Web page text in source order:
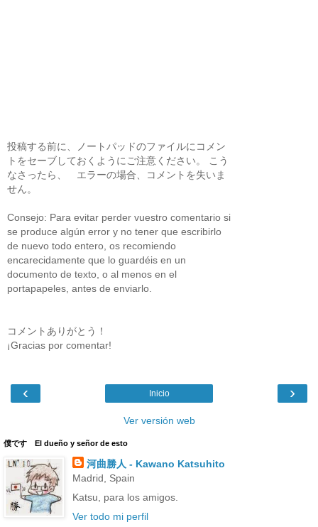
投稿する前に、ノートパッドのファイルにコメン
トをセーブしておくようにご注意ください。 こう
なさったら、 エラーの場合、コメントを失いま
せん。
Consejo: Para evitar perder vuestro comentario si
se produce algún error y no tener que escribirlo
de nuevo todo entero, os recomiendo
encarecidamente que lo guardéis en un
documento de texto, o al menos en el
portapapeles, antes de enviarlo.
コメントありがとう！
¡Gracias por comentar!
‹ ›
Inicio
Ver versión web
僕です El dueño y señor de esto
河曲勝人 - Kawano Katsuhito
Madrid, Spain
Katsu, para los amigos.
Ver todo mi perfil